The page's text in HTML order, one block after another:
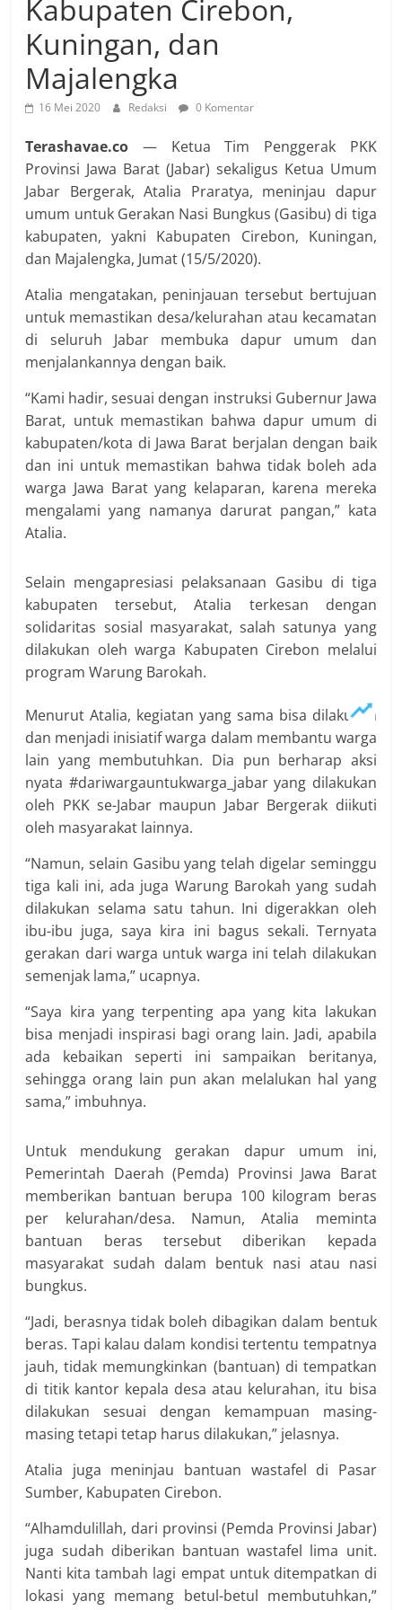
Kabupaten Cirebon,
Kuningan, dan
Majalengka
16 Mei 2020 Redaksi 0 Komentar
Terashavae.co — Ketua Tim Penggerak PKK
Provinsi Jawa Barat (Jabar) sekaligus Ketua Umum
Jabar Bergerak, Atalia Praratya, meninjau dapur
umum untuk Gerakan Nasi Bungkus (Gasibu) di tiga
kabupaten, yakni Kabupaten Cirebon, Kuningan,
dan Majalengka, Jumat (15/5/2020).
Atalia mengatakan, peninjauan tersebut bertujuan
untuk memastikan desa/kelurahan atau kecamatan
di seluruh Jabar membuka dapur umum dan
menjalankannya dengan baik.
“Kami hadir, sesuai dengan instruksi Gubernur Jawa
Barat, untuk memastikan bahwa dapur umum di
kabupaten/kota di Jawa Barat berjalan dengan baik
dan ini untuk memastikan bahwa tidak boleh ada
warga Jawa Barat yang kelaparan, karena mereka
mengalami yang namanya darurat pangan,” kata
Atalia.
Selain mengapresiasi pelaksanaan Gasibu di tiga
kabupaten tersebut, Atalia terkesan dengan
solidaritas sosial masyarakat, salah satunya yang
dilakukan oleh warga Kabupaten Cirebon melalui
program Warung Barokah.
Menurut Atalia, kegiatan yang sama bisa dilakukan
dan menjadi inisiatif warga dalam membantu warga
lain yang membutuhkan. Dia pun berharap aksi
nyata #dariwargauntukwarga_jabar yang dilakukan
oleh PKK se-Jabar maupun Jabar Bergerak diikuti
oleh masyarakat lainnya.
“Namun, selain Gasibu yang telah digelar seminggu
tiga kali ini, ada juga Warung Barokah yang sudah
dilakukan selama satu tahun. Ini digerakkan oleh
ibu-ibu juga, saya kira ini bagus sekali. Ternyata
gerakan dari warga untuk warga ini telah dilakukan
semenjak lama,” ucapnya.
“Saya kira yang terpenting apa yang kita lakukan
bisa menjadi inspirasi bagi orang lain. Jadi, apabila
ada kebaikan seperti ini sampaikan beritanya,
sehingga orang lain pun akan melalukan hal yang
sama,” imbuhnya.
Untuk mendukung gerakan dapur umum ini,
Pemerintah Daerah (Pemda) Provinsi Jawa Barat
memberikan bantuan berupa 100 kilogram beras
per kelurahan/desa. Namun, Atalia meminta
bantuan beras tersebut diberikan kepada
masyarakat sudah dalam bentuk nasi atau nasi
bungkus.
“Jadi, berasnya tidak boleh dibagikan dalam bentuk
beras. Tapi kalau dalam kondisi tertentu tempatnya
jauh, tidak memungkinkan (bantuan) di tempatkan
di titik kantor kepala desa atau kelurahan, itu bisa
dilakukan sesuai dengan kemampuan masing-
masing tetapi tetap harus dilakukan,” jelasnya.
Atalia juga meninjau bantuan wastafel di Pasar
Sumber, Kabupaten Cirebon.
“Alhamdulillah, dari provinsi (Pemda Provinsi Jabar)
juga sudah diberikan bantuan wastafel lima unit.
Nanti kita tambah lagi empat untuk ditempatkan di
lokasi yang memang betul-betul membutuhkan,”